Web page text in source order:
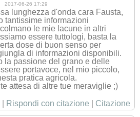
2017-06-26 17:29
lunghezza d'onda cara Fausta,
tantissime informazioni
le mie lacune in altri
essere tuttologi, basta la
dose di buon senso per
di informazioni disponibili.
la passione del grano e delle
portavoce, nel mio piccolo,
pratica agricola.
attesa di altre tue meraviglie ;)
Rispondi con citazione Citazione